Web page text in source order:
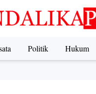
Politik Hukum